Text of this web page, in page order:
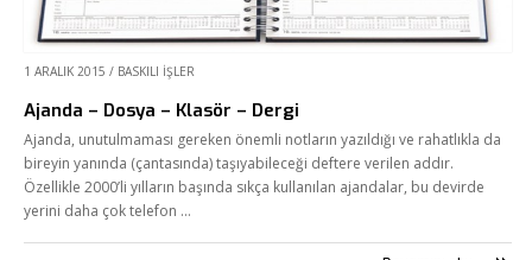
1 ARALIK 2015 / BASKILI İŞLER
Ajanda – Dosya – Klasör – Dergi
Ajanda, unutulmaması gereken önemli notların yazıldığı ve rahatlıkla da
bireyin yanında (çantasında) taşıyabileceği deftere verilen addır.
Özellikle 2000’li yılların başında sıkça kullanılan ajandalar, bu devirde
yerini daha çok telefon …